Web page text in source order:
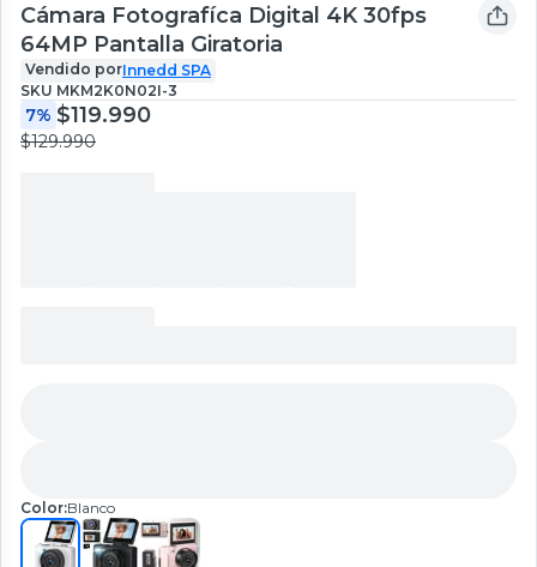
Cámara Fotografíca Digital 4K 30fps
64MP Pantalla Giratoria
Vendido porInnedd SPA
SKU MKM2K0N02I-3
7% $119.990
$129.990
Color:Blanco